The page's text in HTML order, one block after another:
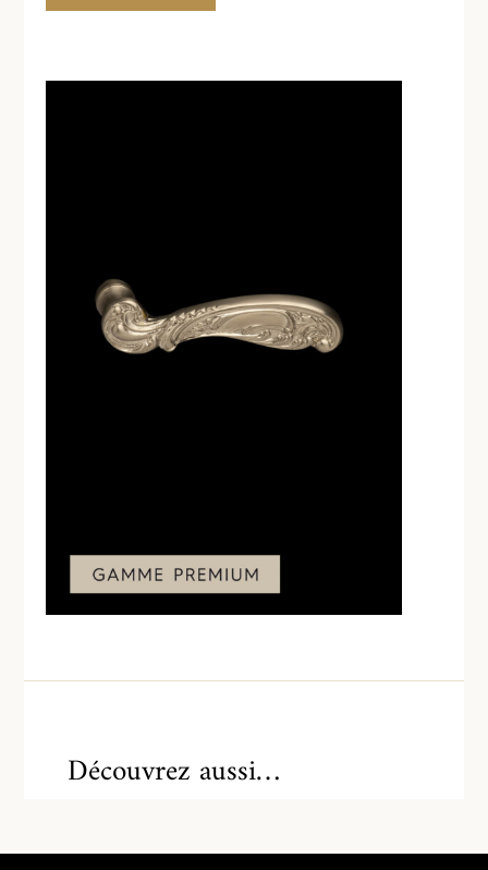
Découvrez aussi…